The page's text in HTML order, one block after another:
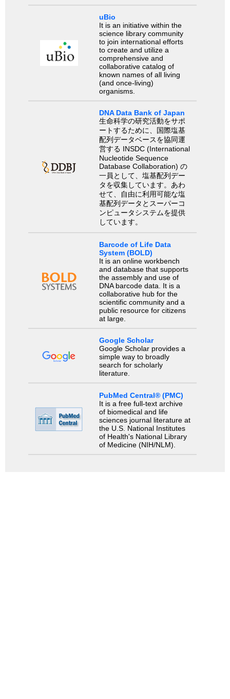
uBio
It is an initiative within the
science library community
to join international efforts
to create and utilize a
comprehensive and
collaborative catalog of
known names of all living
(and once-living)
organisms.
DNA Data Bank of Japan
生命科学の研究活動をサポ
ートするために、国際塩基
配列データベースを協同運
営する INSDC (International
Nucleotide Sequence
Database Collaboration) の
一員として、塩基配列デー
タを収集しています。あわ
せて、自由に利用可能な塩
基配列データとスーパーコ
ンピュータシステムを提供
しています。
Barcode of Life Data
System (BOLD)
It is an online workbench
and database that supports
the assembly and use of
DNA barcode data. It is a
collaborative hub for the
scientific community and a
public resource for citizens
at large.
Google Scholar
Google Scholar provides a
simple way to broadly
search for scholarly
literature.
PubMed Central® (PMC)
It is a free full-text archive
of biomedical and life
sciences journal literature at
the U.S. National Institutes
of Health's National Library
of Medicine (NIH/NLM).